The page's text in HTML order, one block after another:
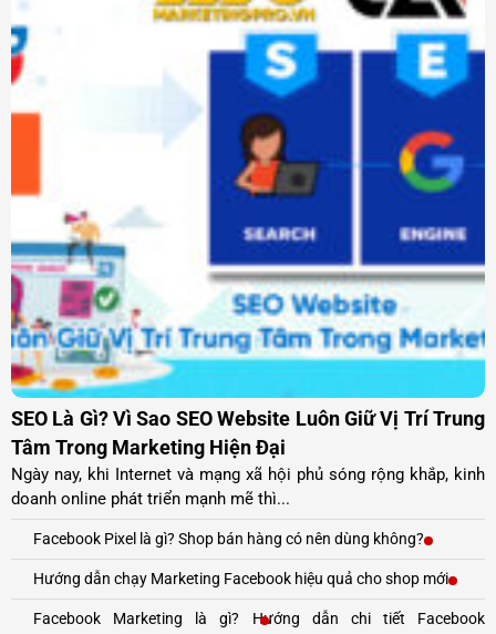
SEO Là Gì? Vì Sao SEO Website Luôn Giữ Vị Trí Trung
Tâm Trong Marketing Hiện Đại
Ngày nay, khi Internet và mạng xã hội phủ sóng rộng khắp, kinh
doanh online phát triển mạnh mẽ thì...
Facebook Pixel là gì? Shop bán hàng có nên dùng không?
Hướng dẫn chạy Marketing Facebook hiệu quả cho shop mới
Facebook Marketing là gì? Hướng dẫn chi tiết Facebook